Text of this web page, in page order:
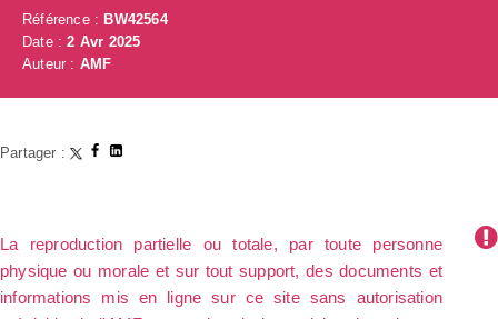
Référence : BW42564
Date :2 Avr 2025
Auteur : AMF
Partager :
La reproduction partielle ou totale, par toute personne
physique ou morale et sur tout support, des documents et
informations mis en ligne sur ce site sans autorisation